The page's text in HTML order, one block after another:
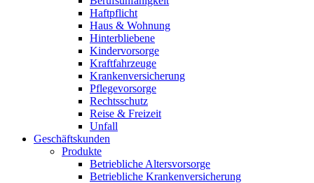
Haftpflicht
Haus & Wohnung
Hinterbliebene
Kindervorsorge
Kraftfahrzeuge
Krankenversicherung
Pflegevorsorge
Rechtsschutz
Reise & Freizeit
Unfall
Geschäftskunden
Produkte
Betriebliche Altersvorsorge
Betriebliche Krankenversicherung